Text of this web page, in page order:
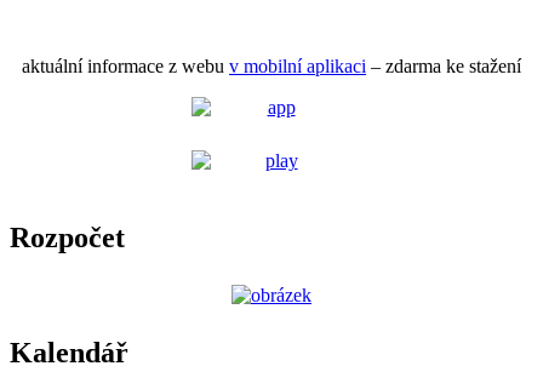
aktuální informace z webu v mobilní aplikaci – zdarma ke stažení
Rozpočet
Kalendář